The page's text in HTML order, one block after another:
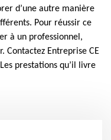
d’une autre manière
Pour réussir ce
à un professionnel,
Contactez Entreprise CE
prestations qu’il livre